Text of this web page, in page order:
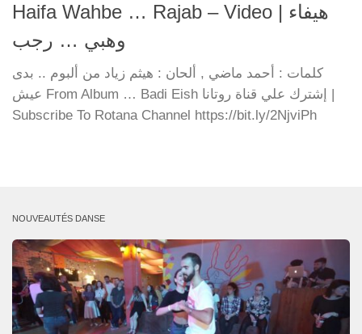
Haifa Wahbe … Rajab – Video | هيفاء
وهبي … رجب
كلمات : أحمد ماضي , ألحان : هيثم زياد من ألبوم .. بدى
عيش From Album … Badi Eish إشترك علي قناة روتانا |
Subscribe To Rotana Channel https://bit.ly/2NjviPh
NOUVEAUTÉS DANSE